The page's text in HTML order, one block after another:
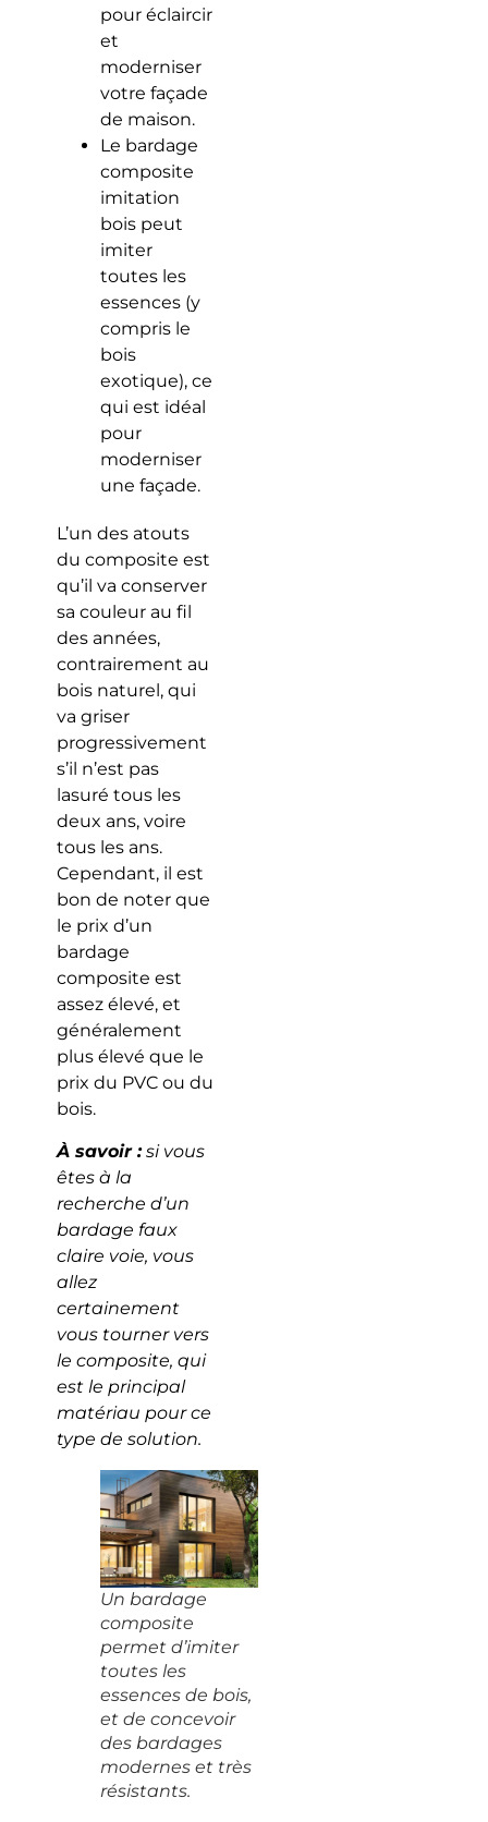
pour éclaircir
et
moderniser
votre façade
de maison.
Le bardage
composite
imitation
bois peut
imiter
toutes les
essences (y
compris le
bois
exotique), ce
qui est idéal
pour
moderniser
une façade.
L’un des atouts
du composite est
qu’il va conserver
sa couleur au fil
des années,
contrairement au
bois naturel, qui
va griser
progressivement
s’il n’est pas
lasuré tous les
deux ans, voire
tous les ans.
Cependant, il est
bon de noter que
le prix d’un
bardage
composite est
assez élevé, et
généralement
plus élevé que le
prix du PVC ou du
bois.
À savoir :si vous
êtes à la
recherche d’un
bardage faux
claire voie, vous
allez
certainement
vous tourner vers
le composite, qui
est le principal
matériau pour ce
type de solution.
Un bardage
composite
permet d’imiter
toutes les
essences de bois,
et de concevoir
des bardages
modernes et très
résistants.